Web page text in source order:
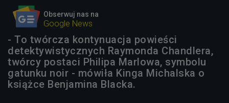
Obserwuj nas na
Google News
- To twórcza kontynuacja powieści
detektywistycznych Raymonda Chandlera,
twórcy postaci Philipa Marlowa, symbolu
gatunku noir - mówiła Kinga Michalska o
książce Benjamina Blacka.